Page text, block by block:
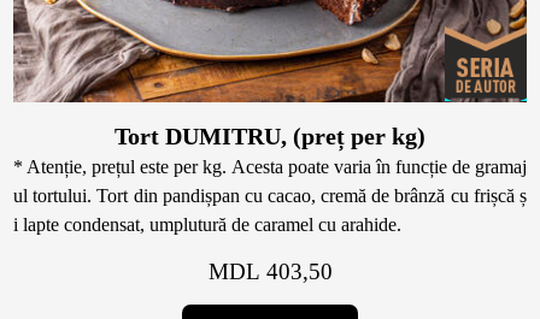
Tort DUMITRU, (preț per kg)
* Atenție, prețul este per kg. Acesta poate varia în funcție de gramaj
ul tortului. Tort din pandișpan cu cacao, cremă de brânză cu frișcă ș
i lapte condensat, umplutură de caramel cu arahide.
MDL 403,50